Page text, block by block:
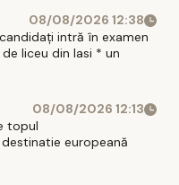
08/08/2026 12:38
intră în examen
liceu din Iasi * un
08/08/2026 12:13
topul
europeană